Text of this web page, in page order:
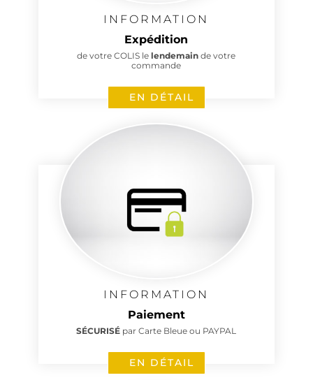
INFORMATION
Expédition
de votre COLIS lelendemainde votre
commande
EN DÉTAIL
INFORMATION
Paiement
SÉCURISÉ par Carte Bleue ou PAYPAL
EN DÉTAIL